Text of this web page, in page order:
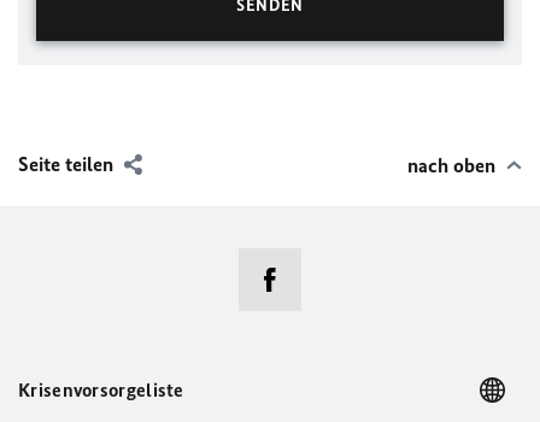
Seite teilen nach oben
Krisenvorsorgeliste